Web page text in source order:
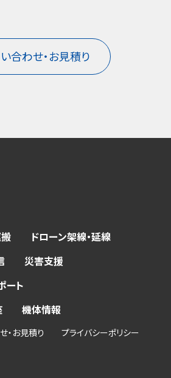
合わせ・お見積り
ドローン架線・延線
災害支援
ート
機体情報
・お見積り プライバシーポリシー